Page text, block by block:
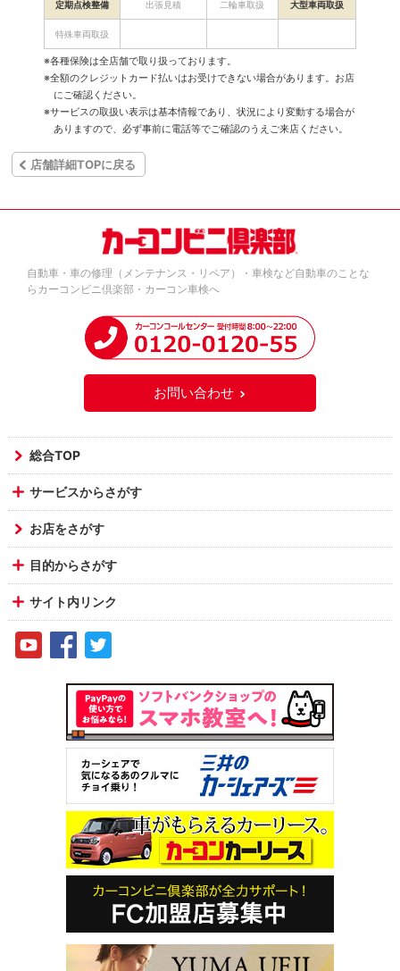
定期点検整備 出張見積 二輪車取扱 大型車両取扱
特殊車両取扱
※各種保険は全店舗で取り扱っております。
※全額のクレジットカード払いはお受けできない場合があります。お店
にご確認ください。
※サービスの取扱い表示は基本情報であり、状況により変動する場合が
ありますので、必ず事前に電話等でご確認のうえご来店ください。
店舗詳細TOPに戻る
自動車・車の修理（メンテナンス・リペア）・車検など自動車のことな
らカーコンビニ倶楽部・カーコン車検へ
お問い合わせ
総合TOP
サービスからさがす
お店をさがす
目的からさがす
サイト内リンク